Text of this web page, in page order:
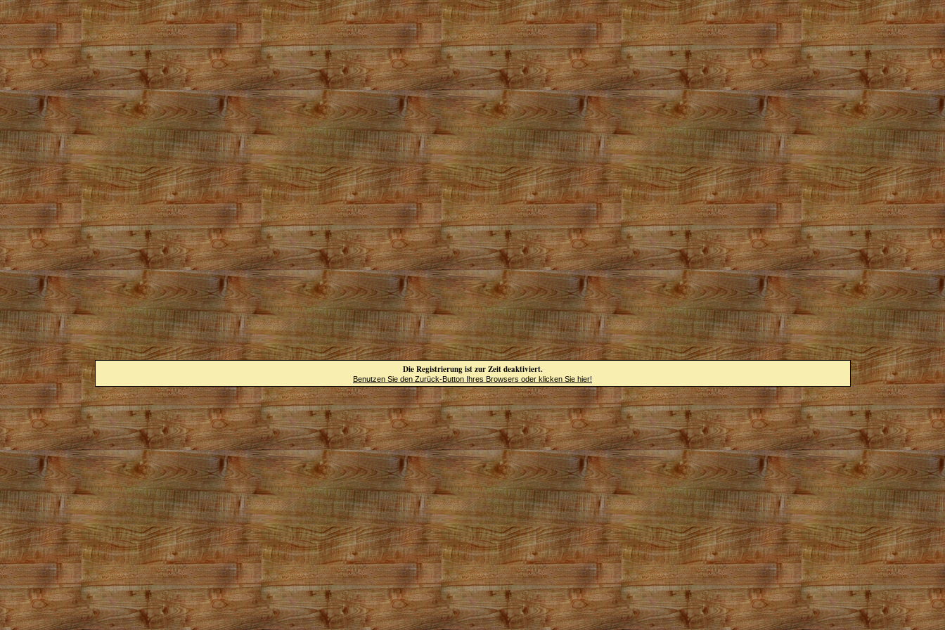
Die Registrierung ist zur Zeit deaktiviert.
Benutzen Sie den Zurück-Button Ihres Browsers oder klicken Sie hier!